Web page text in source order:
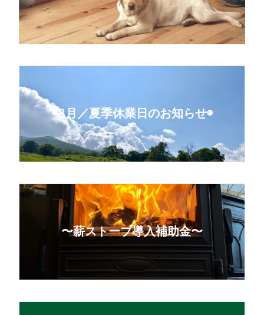
◉8月／夏季休業日のお知らせ◉
〜薪ストーブ導入補助金〜